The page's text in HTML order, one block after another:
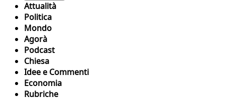
Attualità
Politica
Mondo
Agorà
Podcast
Chiesa
Idee e Commenti
Economia
Rubriche